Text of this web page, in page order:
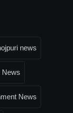
news
News
News